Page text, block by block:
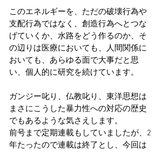
このエネルギーを、ただの破壊行為や
支配行為ではなく、創造行為へとつな
げていくか、水路をどう作るのか、そ
の辺りは医療においても、人間関係に
おいても、あらゆる面で大事だと思
い、個人的に研究を続けています。
ガンジー叱り、仏教叱り、東洋思想は
まさにこうした暴力性への対応の歴史
でもあるような気さえします。
前号まで定期連載もしていましたが、2
年たったので連載は終了とし、今回は